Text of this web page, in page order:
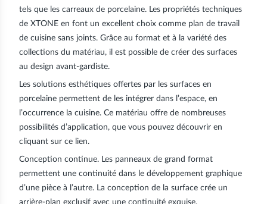
tels que les carreaux de porcelaine. Les propriétés techniques
de XTONE en font un excellent choix comme plan de travail
de cuisine sans joints. Grâce au format et à la variété des
collections du matériau, il est possible de créer des surfaces
au design avant-gardiste.
Les solutions esthétiques offertes par les surfaces en
porcelaine permettent de les intégrer dans l’espace, en
l’occurrence la cuisine. Ce matériau offre de nombreuses
possibilités d’application, que vous pouvez découvrir en
cliquant sur ce lien.
Conception continue. Les panneaux de grand format
permettent une continuité dans le développement graphique
d’une pièce à l’autre. La conception de la surface crée un
arrière-plan exclusif avec une continuité exquise.